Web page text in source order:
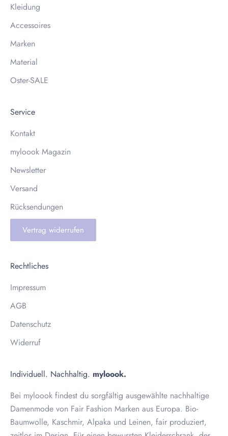
Kleidung
Accessoires
Marken
Material
Oster-SALE
Service
Kontakt
myloook Magazin
Newsletter
Versand
Rücksendungen
Vertrag widerrufen
Rechtliches
Impressum
AGB
Datenschutz
Widerruf
Individuell. Nachhaltig. myloook.
Bei myloook findest du sorgfältig ausgewählte nachhaltige
Damenmode von Fair Fashion Marken aus Europa. Bio-
Baumwolle, Kaschmir, Alpaka und Leinen, fair produziert,